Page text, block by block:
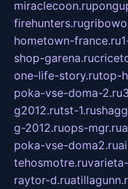
miraclecoon.ru
firehunters.ru
hometown-france.ru
shop-garena.ru
one-life-story.rutop-
poka-vse-doma-2.ru
g2012.rutst-1.ru
g-2012.ruops-mgr.ru
poka-vse-doma2.ru
tehosmotre.ru
raytor-d.ru